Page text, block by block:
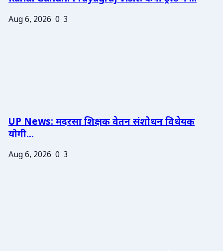
Aug 6, 2026 0 3
UP News: मदरसा शिक्षक वेतन संशोधन विधेयक
योगी...
Aug 6, 2026 0 3